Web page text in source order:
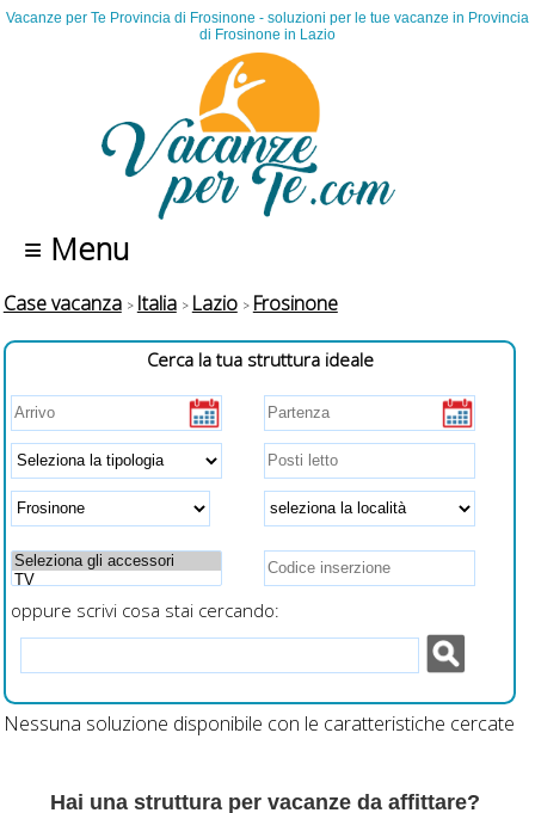
Vacanze per Te Provincia di Frosinone - soluzioni per le tue vacanze in Provincia
di Frosinone in Lazio
≡ Menu
Case vacanza Italia Lazio Frosinone
Cerca la tua struttura ideale
oppure scrivi cosa stai cercando:
Nessuna soluzione disponibile con le caratteristiche cercate
Hai una struttura per vacanze da affittare?